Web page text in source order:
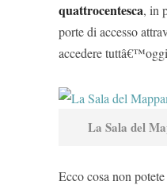
quattrocentesca, in
porte di accesso
accedere
La Sala del
Ecco cosa non